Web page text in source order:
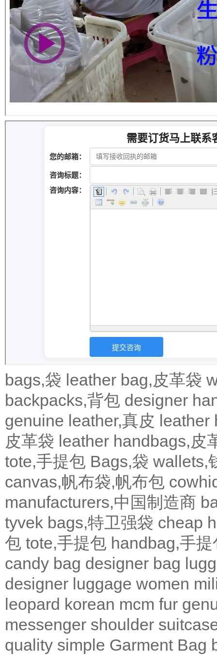
bags,袋 leather bag,皮革袋
backpacks,背包 designer
genuine leather,真皮 leather
皮革袋 leather handbags,皮
tote,手提包 Bags,袋 wallets,
canvas,帆布袋,帆布包
manufacturers,中国制造商
tyvek bags,特卫强袋 cheap
包 tote,手提包 handbag,手提
candy bag designer bag
designer luggage women
leopard korean mcm fur
messenger shoulder
quality simple Garment Bag